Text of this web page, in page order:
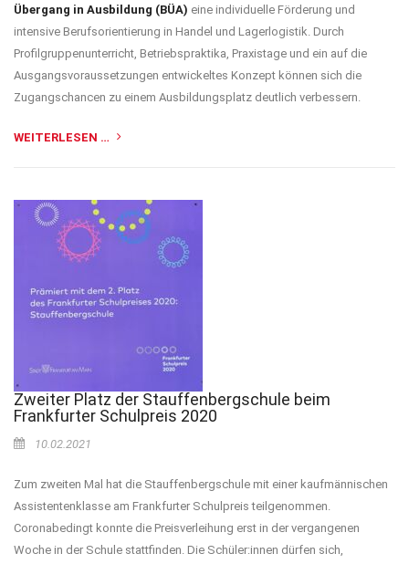
Übergang in Ausbildung (BÜA) eine individuelle Förderung und
intensive Berufsorientierung in Handel und Lagerlogistik. Durch
Profilgruppenunterricht, Betriebspraktika, Praxistage und ein auf die
Ausgangsvoraussetzungen entwickeltes Konzept können sich die
Zugangschancen zu einem Ausbildungsplatz deutlich verbessern.
WEITERLESEN …
Zweiter Platz der Stauffenbergschule beim
Frankfurter Schulpreis 2020
10.02.2021
Zum zweiten Mal hat die Stauffenbergschule mit einer kaufmännischen
Assistentenklasse am Frankfurter Schulpreis teilgenommen.
Coronabedingt konnte die Preisverleihung erst in der vergangenen
Woche in der Schule stattfinden. Die Schüler:innen dürfen sich,